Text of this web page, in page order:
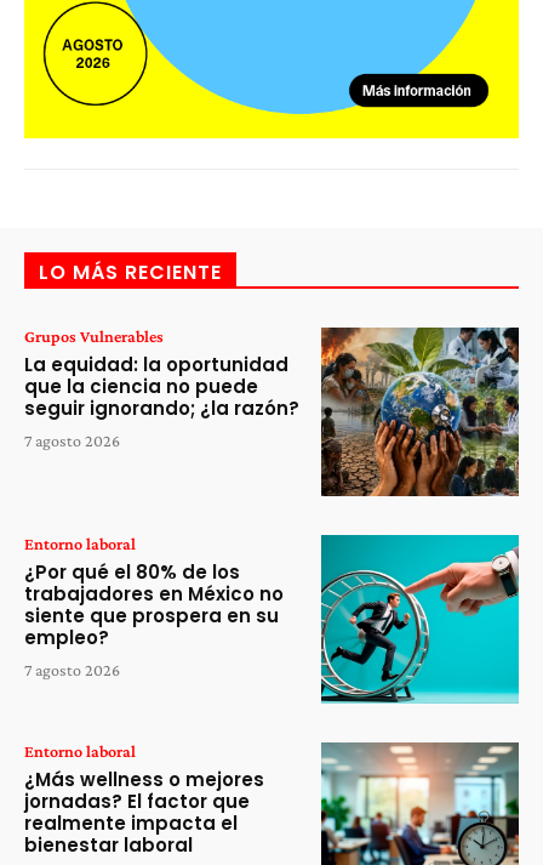
LO MÁS RECIENTE
Grupos Vulnerables
La equidad: la oportunidad
que la ciencia no puede
seguir ignorando; ¿la razón?
7 agosto 2026
Entorno laboral
¿Por qué el 80% de los
trabajadores en México no
siente que prospera en su
empleo?
7 agosto 2026
Entorno laboral
¿Más wellness o mejores
jornadas? El factor que
realmente impacta el
bienestar laboral